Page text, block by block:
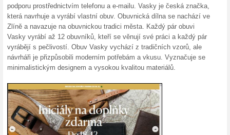
100% fungovalo Akce
Potěšte své blízké něčím
Vánoce za pár vteřin bez
poukázku od Botas.cz.